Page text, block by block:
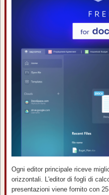
Ogni editor principale riceve
orizzontali. L'editor di fogli di
presentazioni viene fornito con